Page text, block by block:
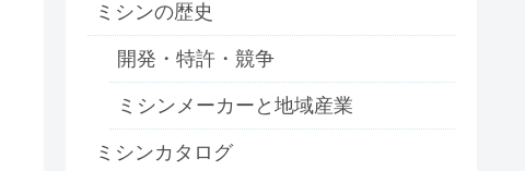
ミシンの歴史
開発・特許・競争
ミシンメーカーと地域産業
ミシンカタログ